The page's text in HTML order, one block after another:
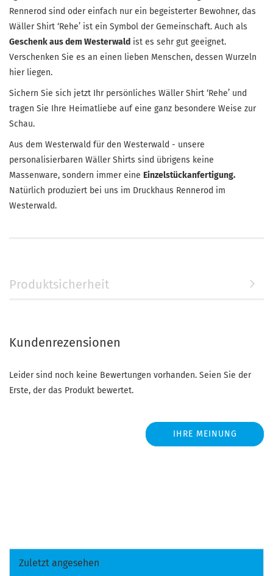
Rennerod sind oder einfach nur ein begeisterter Bewohner, das
Wäller Shirt ‘Rehe’ ist ein Symbol der Gemeinschaft. Auch als
Geschenk aus dem Westerwald ist es sehr gut geeignet.
Verschenken Sie es an einen lieben Menschen, dessen Wurzeln
hier liegen.
Sichern Sie sich jetzt Ihr persönliches Wäller Shirt ‘Rehe’ und
tragen Sie Ihre Heimatliebe auf eine ganz besondere Weise zur
Schau.
Aus dem Westerwald für den Westerwald - unsere
personalisierbaren Wäller Shirts sind übrigens keine
Massenware, sondern immer eine Einzelstückanfertigung.
Natürlich produziert bei uns im Druckhaus Rennerod im
Westerwald.
Produktsicherheit
Kundenrezensionen
Leider sind noch keine Bewertungen vorhanden. Seien Sie der
Erste, der das Produkt bewertet.
IHRE MEINUNG
Zuletzt angesehen